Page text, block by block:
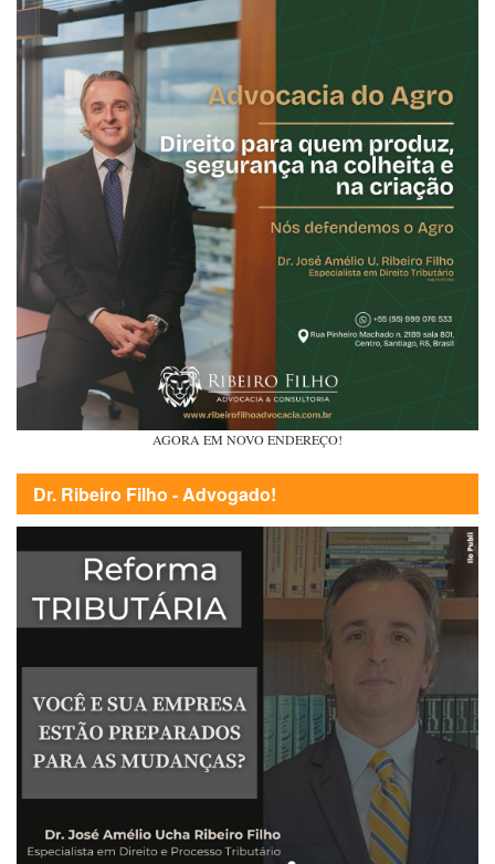
AGORA EM NOVO ENDEREÇO!
Dr. Ribeiro Filho - Advogado!